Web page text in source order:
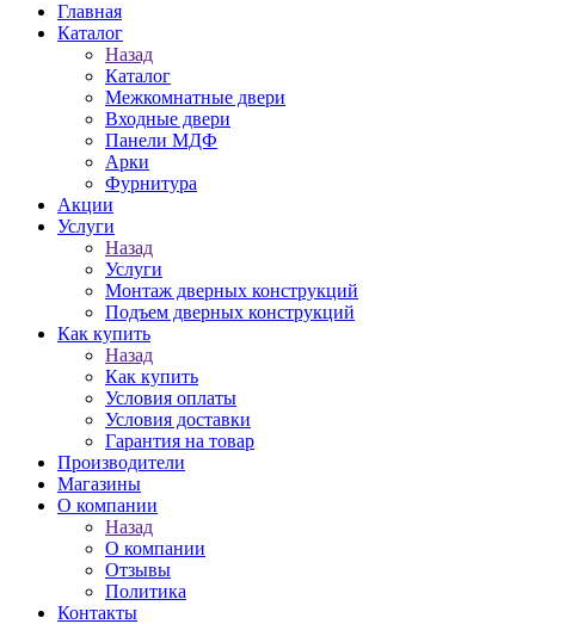
Главная
Каталог
Назад
Каталог
Межкомнатные двери
Входные двери
Панели МДФ
Арки
Фурнитура
Акции
Услуги
Назад
Услуги
Монтаж дверных конструкций
Подъем дверных конструкций
Как купить
Назад
Как купить
Условия оплаты
Условия доставки
Гарантия на товар
Производители
Магазины
О компании
Назад
О компании
Отзывы
Политика
Контакты